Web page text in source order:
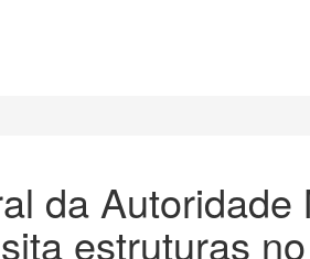
da
estruturas